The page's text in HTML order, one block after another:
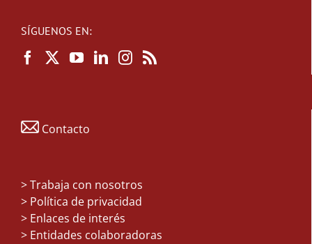
SÍGUENOS EN:
Contacto
>Trabaja con nosotros
> Política de privacidad
> Enlaces de interés
> Entidades colaboradoras